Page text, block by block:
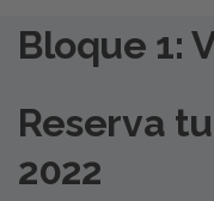
Bloque 1:
Reserva
2022